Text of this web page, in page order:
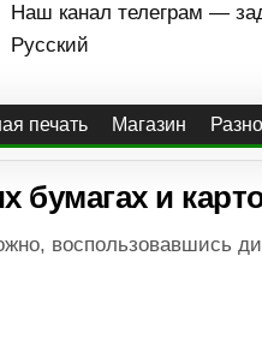
Наш канал телеграм —
Русский
печать Магазин
бумагах и
воспользовавшись